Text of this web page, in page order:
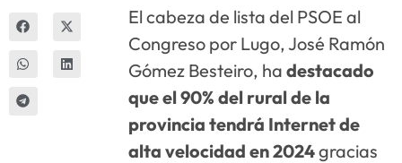
El cabeza de lista del PSOE al
Congreso por Lugo, José Ramón
Gómez Besteiro, hadestacado
que el 90% del rural de la
provincia tendrá Internet de
alta velocidad en 2024gracias